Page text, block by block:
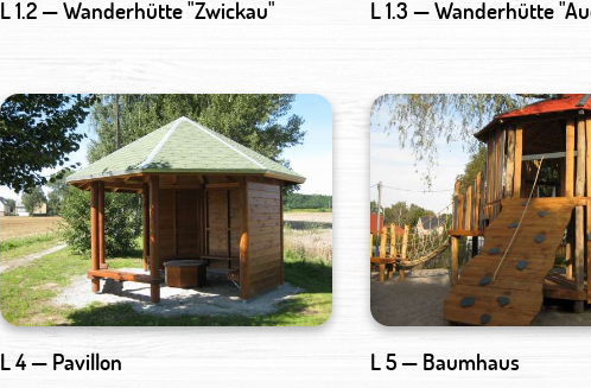
L 1.2 — Wanderhütte "Zwickau" L 1.3 — Wanderhütte
L 4 — Pavillon L 5 — Baumhaus